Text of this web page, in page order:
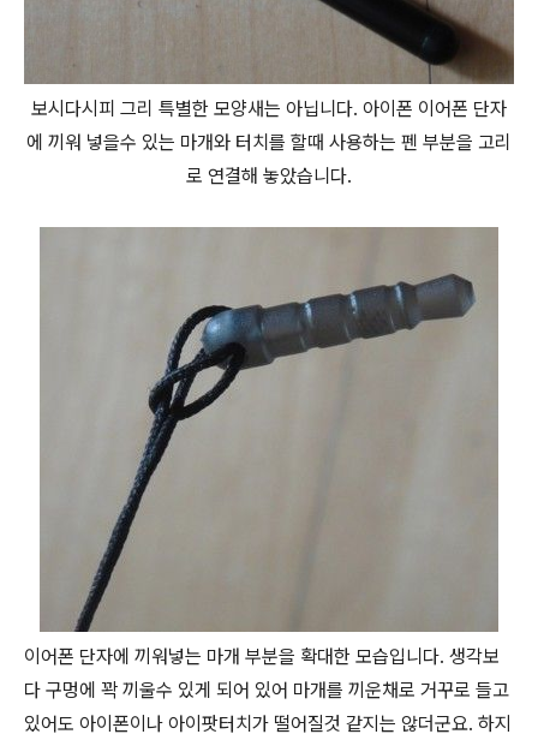
보시다시피 그리 특별한 모양새는 아닙니다. 아이폰 이어폰 단자
에 끼워 넣을수 있는 마개와 터치를 할때 사용하는 펜 부분을 고리
로 연결해 놓았습니다.
이어폰 단자에 끼워넣는 마개 부분을 확대한 모습입니다. 생각보
다 구멍에 꽉 끼울수 있게 되어 있어 마개를 끼운채로 거꾸로 들고
있어도 아이폰이나 아이팟터치가 떨어질것 같지는 않더군요. 하지